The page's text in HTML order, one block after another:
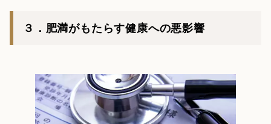
３．肥満がもたらす健康への悪影響